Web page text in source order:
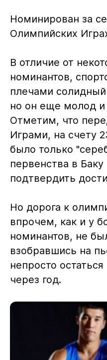
Номинирован за
Олимпийских
В отличие от
номинантов,
плечами
но он еще молод
Отметим, что
Играми, на счету
было только
первенства в
подтвердить
Но дорога к
впрочем, как и у
номинантов, не
взобравшись на
непросто
через год.